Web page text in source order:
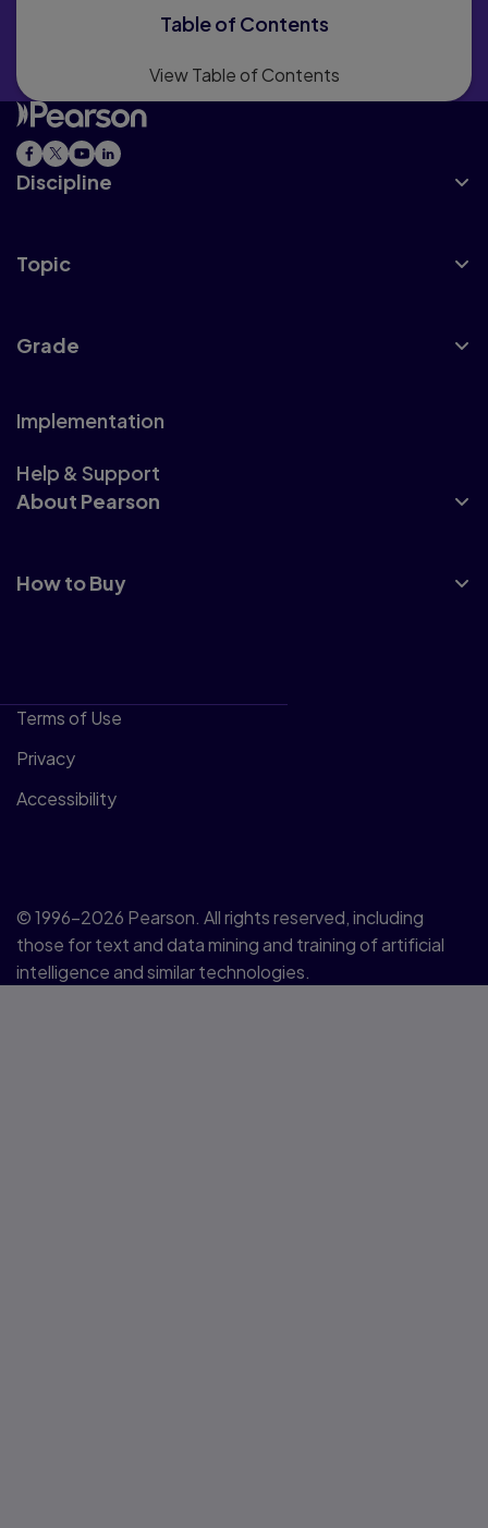
Table of Contents
View Table of Contents
Discipline
Topic
Grade
Implementation
Help & Support
About Pearson
How to Buy
Terms of Use
Privacy
Accessibility
© 1996–2026 Pearson. All rights reserved, including
those for text and data mining and training of artificial
intelligence and similar technologies.